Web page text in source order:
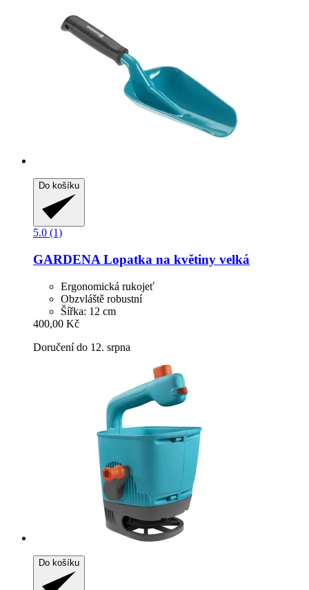
Do košíku
5.0 (1)
GARDENA Lopatka na květiny velká
Ergonomická rukojeť
Obzvláště robustní
Šířka: 12 cm
400,00 Kč
Doručení do 12. srpna
Do košíku